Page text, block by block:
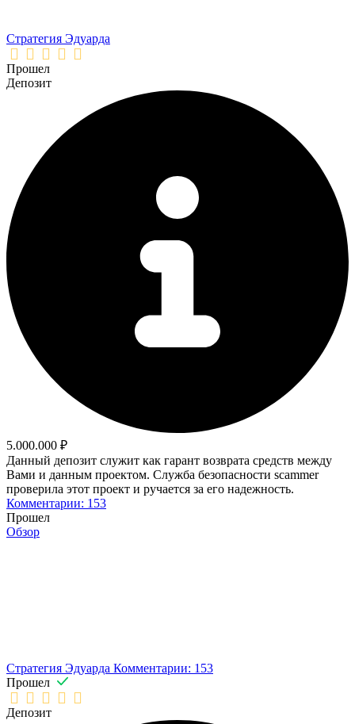
Стратегия Эдуарда
Прошел
Депозит
5.000.000 ₽
Данный депозит служит как гарант возврата средств между
Вами и данным проектом. Служба безопасности scammer
проверила этот проект и ручается за его надежность.
Комментарии: 153
Прошел
Обзор
Стратегия Эдуарда Комментарии: 153
Прошел
Депозит